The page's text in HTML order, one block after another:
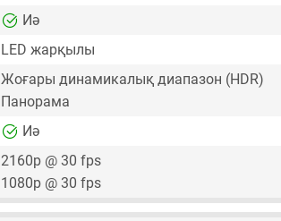
Иә
LED жарқылы
Жоғары динамикалық диапазон (HDR)
Панорама
Иә
2160p @ 30 fps
1080p @ 30 fps